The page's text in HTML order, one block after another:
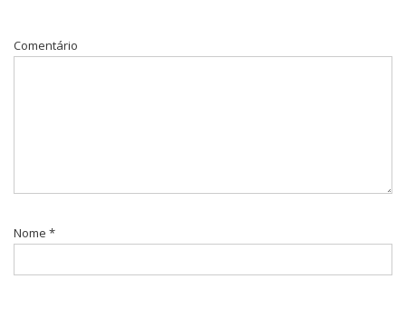
Comentário
Nome *